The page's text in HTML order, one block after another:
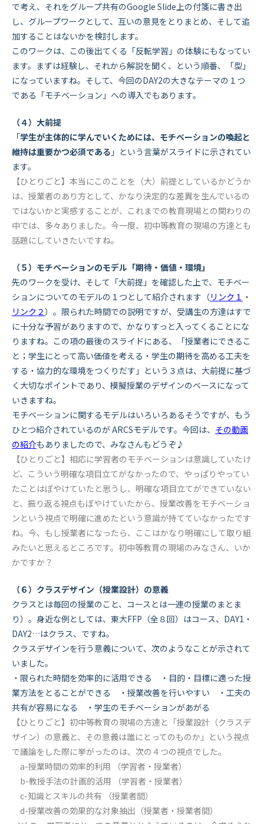
で考え、それをグループ共有のGoogle Slide上の付箋に書き出
し、グループワークとして、互いの意見をとりまとめ、そして追
加することはないかを検討します。
このワークは、この後出てくる「反転学習」の体験にもなってい
ます。まずは経験し、それから解説を聞く、という順番、「型」
になっていますね。そして、今回のDAY2の大きなテーマの１つ
である「モチベーション」への導入でもあります。
（４）大前提
「学生が主体的に学んでいくためには、モチベーションの喚起と
維持は重要かつ必須である 」という言葉がスライドに示されてい
ます。
【ひとりごと】本当にこのことを（大）前提としているかどうか
は、授業者のあり方として、かなり決定的な差異を生んでいるの
ではないかと実感することが、これまでの教育現場との関わりの
中では、多々ありました。今一度、初中等教育の現場の方達とも
話題にしていきたいですね。
（５）モチベーションのモデル「期待・価値・環境」
先のワークを受け、そして「大前提」を確認した上で、モチベー
ションについてのモデルの１つとして紹介されます（リンク１ ・
リンク２）。限られた時間での説明ですが、受講生の方達はすで
に十分な予習がありますので、かなりすっと入ってくることにな
りますね。この項の最後のスライドにある、「授業者にできるこ
と；学生にとって高い価値を考える・学生の期待を高める工夫を
する・協力的な環境をつくりだす」という３点は、大前提に基づ
く大切なポイントであり、模擬授業のデザインのベースになって
いきますね。
モチベーションに関するモデルはいろいろあるそうですが、もう
ひとつ紹介されているのが ARCSモデルです。今回は、 その動画
の紹介もありましたので、みなさんもどうぞ♪
【ひとりごと】相応に学習者のモチベーションは意識していたけ
ど、こういう明確な項目立てがなかったので、やっぱりやってい
たことはぼやけていたと思うし、明確な項目立てができていない
と、振り返る視点もぼやけていたから、授業改善をモチベーショ
ンという視点で明確に進めたという意識が持てていなかったです
ね。今、もし授業者になったら、ここはかなり明確にして取り組
みたいと思えるところです。初中等教育の現場のみなさん、いか
かですか？
（６）クラスデザイン（授業設計）の意義
クラスとは毎回の授業のこと、コースとは一連の授業のまとま
り）。身近な例としては、東大FFP（全８回）はコース、DAY1・
DAY2…はクラス、ですね。
クラスデザインを行う意義について、次のようなことが示されて
いました。
・限られた時間を効率的に活用できる ・目的・目標に適った授
業方法をとることができる ・授業改善を行いやすい ・工夫の
共有が容易になる ・学生のモチベーションがあがる
【ひとりごと】初中等教育の現場の方達と「授業設計（クラスデ
ザイン）の意義と、その意義は誰にとってのものか」という視点
で議論をした際に挙がったのは、次の４つの視点でした。
a-授業時間の効率的利用 （学習者・授業者）
b-教授手法の計画的活用 （学習者・授業者）
c-知識とスキルの共有 （授業者間）
d-授業改善の効果的な対象抽出（授業者・授業者間）